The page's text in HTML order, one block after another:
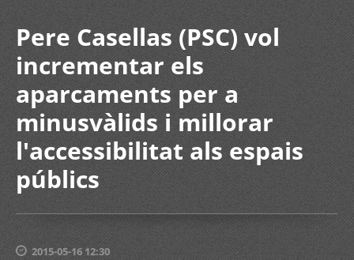
Pere Casellas (PSC) vol
incrementar els
aparcaments per a
minusvàlids i millorar
l'accessibilitat als espais
públics
2015-05-16 12:30